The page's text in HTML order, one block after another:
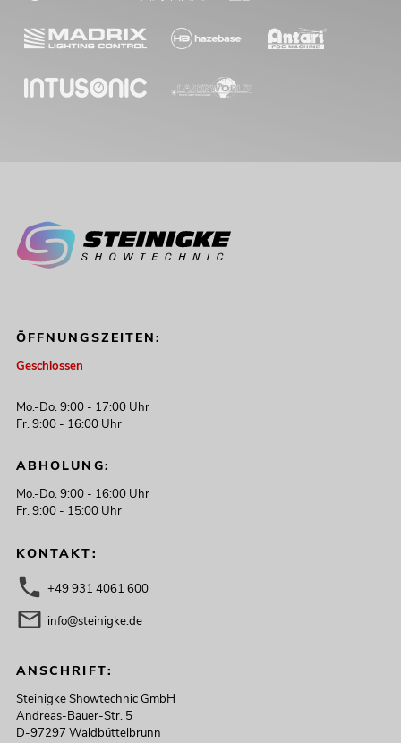
ÖFFNUNGSZEITEN:
Geschlossen
Mo.-Do. 9:00 - 17:00 Uhr
Fr. 9:00 - 16:00 Uhr
ABHOLUNG:
Mo.-Do. 9:00 - 16:00 Uhr
Fr. 9:00 - 15:00 Uhr
KONTAKT:
+49 931 4061 600
info@steinigke.de
ANSCHRIFT:
Steinigke Showtechnic GmbH
Andreas-Bauer-Str. 5
D-97297 Waldbüttelbrunn